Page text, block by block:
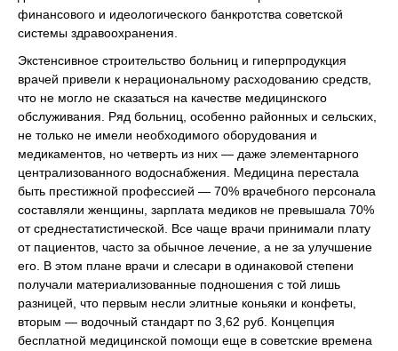
финансового и идеологического банкротства советской
системы здравоохранения.
Экстенсивное строительство больниц и гиперпродукция
врачей привели к нерациональному расходованию средств,
что не могло не сказаться на качестве медицинского
обслуживания. Ряд больниц, особенно районных и сельских,
не только не имели необходимого оборудования и
медикаментов, но четверть из них — даже элементарного
централизованного водоснабжения. Медицина перестала
быть престижной профессией — 70% врачебного персонала
составляли женщины, зарплата медиков не превышала 70%
от среднестатистической. Все чаще врачи принимали плату
от пациентов, часто за обычное лечение, а не за улучшение
его. В этом плане врачи и слесари в одинаковой степени
получали материализованные подношения с той лишь
разницей, что первым несли элитные коньяки и конфеты,
вторым — водочный стандарт по 3,62 руб. Концепция
бесплатной медицинской помощи еще в советские времена